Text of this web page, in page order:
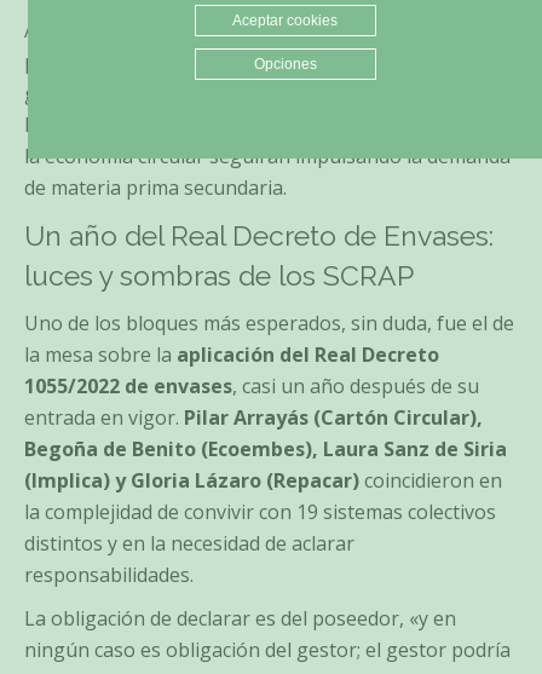
Alejandro Mata, director europeo de Fastmarkets
para papel gráfico y envases, ofreció una radiografía
global de los flujos de papel recuperado y afirmó que
las tendencias de largo plazo hacia la sostenibilidad y
la economía circular seguirán impulsando la demanda
de materia prima secundaria.
Un año del Real Decreto de Envases:
luces y sombras de los SCRAP
Uno de los bloques más esperados, sin duda, fue el de
la mesa sobre la aplicación del Real Decreto
1055/2022 de envases, casi un año después de su
entrada en vigor. Pilar Arrayás (Cartón Circular),
Begoña de Benito (Ecoembes), Laura Sanz de Siria
(Implica) y Gloria Lázaro (Repacar)coincidieron en
la complejidad de convivir con 19 sistemas colectivos
distintos y en la necesidad de aclarar
responsabilidades.
La obligación de declarar es del poseedor, «y en
ningún caso es obligación del gestor; el gestor podría
Aceptar cookies
Opciones